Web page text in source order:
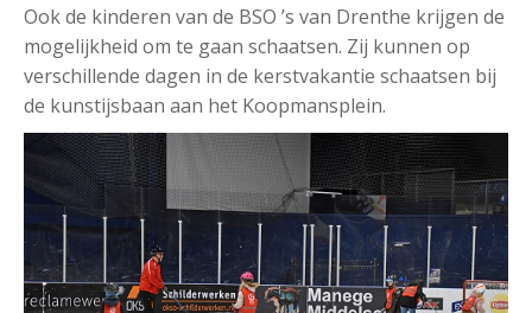
Ook de kinderen van de BSO ’s van Drenthe krijgen de
mogelijkheid om te gaan schaatsen. Zij kunnen op
verschillende dagen in de kerstvakantie schaatsen bij
de kunstijsbaan aan het Koopmansplein.